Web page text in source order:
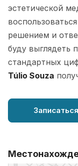
эстетической
решением и
буду выглядеть
стандартных
Túlio Souza